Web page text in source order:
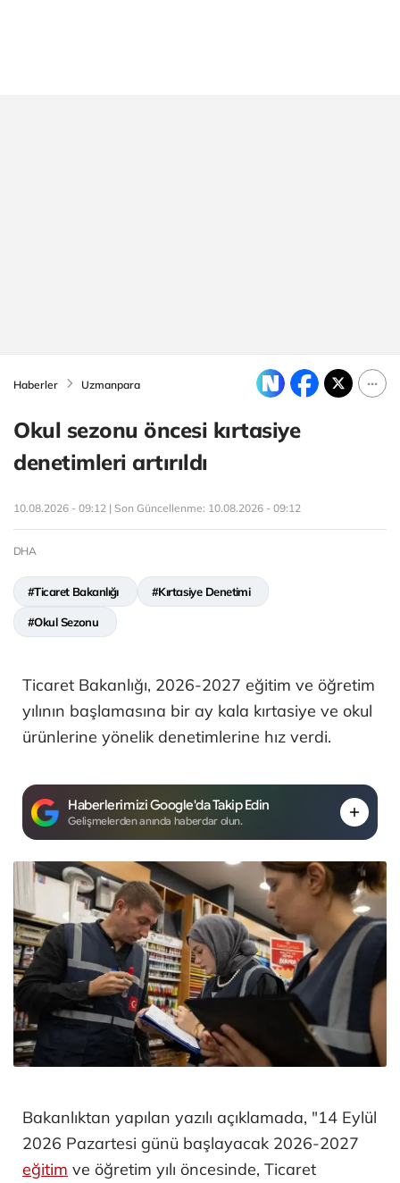
Haberler Uzmanpara
Okul sezonu öncesi kırtasiye
denetimleri artırıldı
10.08.2026 - 09:12 | Son Güncellenme: 10.08.2026 - 09:12
DHA
#Ticaret Bakanlığı #Kırtasiye Denetimi
#Okul Sezonu
Ticaret Bakanlığı, 2026-2027 eğitim ve öğretim
yılının başlamasına bir ay kala kırtasiye ve okul
ürünlerine yönelik denetimlerine hız verdi.
Haberlerimizi Google'da Takip Edin
Gelişmelerden anında haberdar olun.
Bakanlıktan yapılan yazılı açıklamada, "14 Eylül
2026 Pazartesi günü başlayacak 2026-2027
eğitim ve öğretim yılı öncesinde, Ticaret